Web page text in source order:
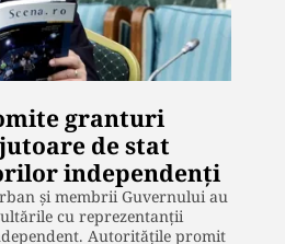
granturi
de stat
independenți
și membrii Guvernului au
cu reprezentanții
Autoritățile promit